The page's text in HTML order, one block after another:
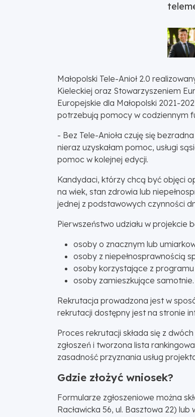
Małopolski Tele-Anioł 2.0
Kieleckiej oraz Stowarzyszeniem
Europejskie dla Małopolski 2021-
potrzebują pomocy w codziennym
- Bez Tele-Anioła czuję się
nieraz uzyskałam pomoc, usługi
pomoc w kolejnej edycji.
Kandydaci, którzy chcą być objęci
na wiek, stan zdrowia lub
jednej z podstawowych czynności
Pierwszeństwo udziału w projekcie
osoby o znacznym lub
osoby z niepełnosprawnością
osoby korzystające z programu
osoby zamieszkujące samotnie.
Rekrutacja prowadzona jest w
rekrutacji dostępny jest na stronie
Proces rekrutacji składa się z
zgłoszeń i tworzona lista
zasadność przyznania usług
Gdzie złożyć wniosek?
Formularze zgłoszeniowe można
Racławicka 56, ul. Basztowa 22)